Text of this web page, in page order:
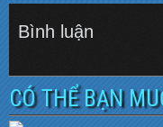
Bình luận
CÓ THỂ BẠN